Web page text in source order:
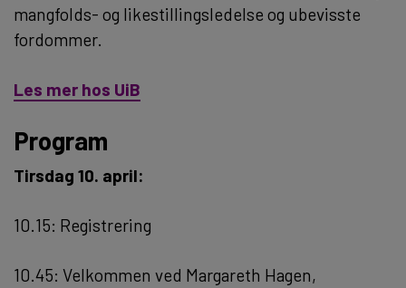
mangfolds- og likestillingsledelse og ubevisste
fordommer.
Les mer hos UiB
Program
Tirsdag 10. april:
10.15: Registrering
10.45: Velkommen ved Margareth Hagen,